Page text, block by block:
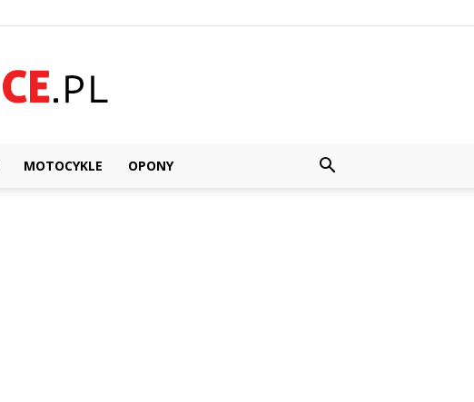
MOTOCYKLE OPONY